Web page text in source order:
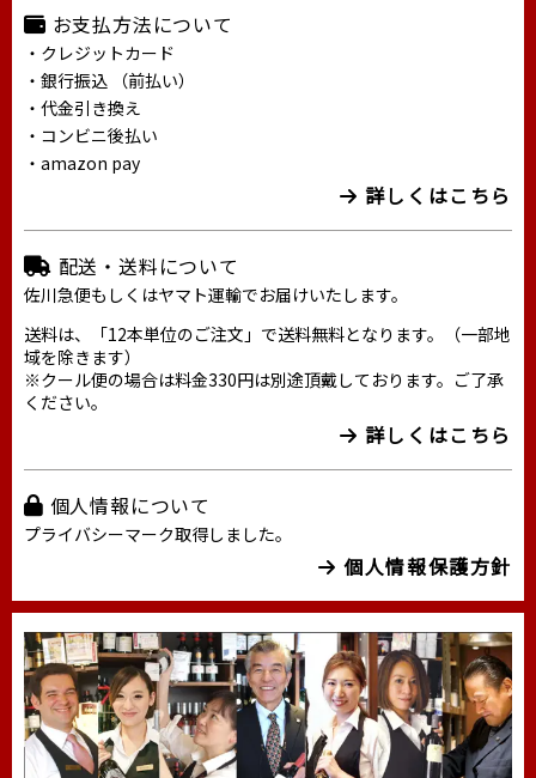
お支払方法について
・クレジットカード
・銀行振込 （前払い）
・代金引き換え
・コンビニ後払い
・amazon pay
詳しくはこちら
配送・送料について
佐川急便もしくはヤマト運輸でお届けいたします。
送料は、「12本単位のご注文」で送料無料となります。（一部地
域を除きます）
※クール便の場合は料金330円は別途頂戴しております。ご了承
ください。
詳しくはこちら
個人情報について
プライバシーマーク取得しました。
個人情報保護方針